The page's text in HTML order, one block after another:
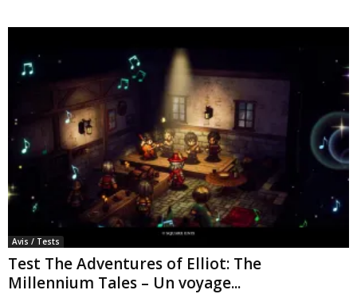
Avis / Tests
Test The Adventures of Elliot: The
Millennium Tales – Un voyage...